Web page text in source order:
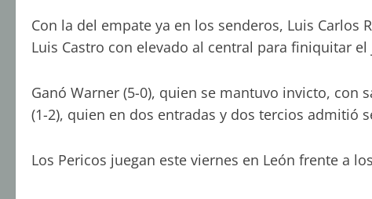
Con la del empate ya en los senderos, Luis Carlos
Luis Castro con elevado al central para finiquitar el
Ganó Warner (5-0), quien se mantuvo invicto, con
(1-2), quien en dos entradas y dos tercios admitió
Los Pericos juegan este viernes en León frente a